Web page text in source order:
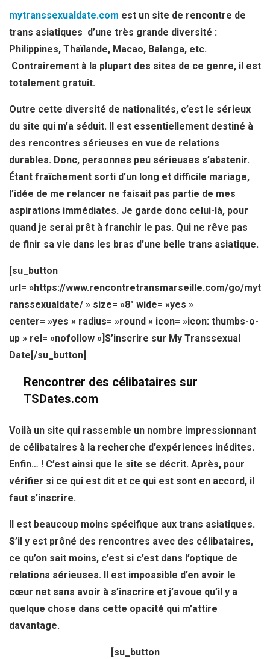
mytranssexualdate.com est un site de rencontre de
trans asiatiques d’une très grande diversité :
Philippines, Thaïlande, Macao, Balanga, etc.
Contrairement à la plupart des sites de ce genre, il est
totalement gratuit.
Outre cette diversité de nationalités, c’est le sérieux
du site qui m’a séduit. Il est essentiellement destiné à
des rencontres sérieuses en vue de relations
durables. Donc, personnes peu sérieuses s’abstenir.
Étant fraîchement sorti d’un long et difficile mariage,
l’idée de me relancer ne faisait pas partie de mes
aspirations immédiates. Je garde donc celui-là, pour
quand je serai prêt à franchir le pas. Qui ne rêve pas
de finir sa vie dans les bras d’une belle trans asiatique.
[su_button
url= »https://www.rencontretransmarseille.com/go/myt
ranssexualdate/ » size= »8″ wide= »yes »
center= »yes » radius= »round » icon= »icon: thumbs-o-
up » rel= »nofollow »]S’inscrire sur My Transsexual
Date[/su_button]
Rencontrer des célibataires sur
TSDates.com
Voilà un site qui rassemble un nombre impressionnant
de célibataires à la recherche d’expériences inédites.
Enfin… ! C’est ainsi que le site se décrit. Après, pour
vérifier si ce qui est dit et ce qui est sont en accord, il
faut s’inscrire.
Il est beaucoup moins spécifique aux trans asiatiques.
S’il y est prôné des rencontres avec des célibataires,
ce qu’on sait moins, c’est si c’est dans l’optique de
relations sérieuses. Il est impossible d’en avoir le
cœur net sans avoir à s’inscrire et j’avoue qu’il y a
quelque chose dans cette opacité qui m’attire
davantage.
[su_button